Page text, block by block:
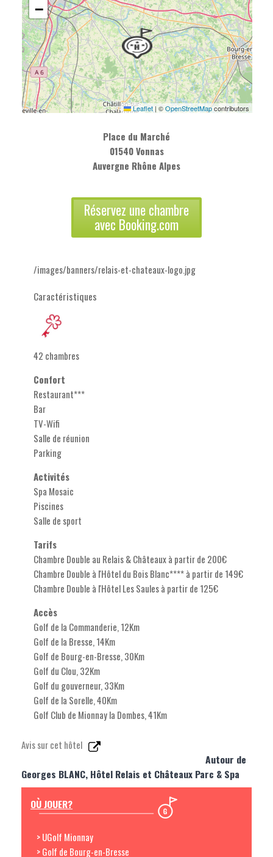
−
Leaflet | ©OpenStreetMapcontributors
Place du Marché
01540 Vonnas
Auvergne Rhône Alpes
Réservez une chambre
avec Booking.com
/images/banners/relais-et-chateaux-logo.jpg
Caractéristiques
42 chambres
Confort
Restaurant***
Bar
TV-Wifi
Salle de réunion
Parking
Activités
Spa Mosaic
Piscines
Salle de sport
Tarifs
Chambre Double au Relais & Châteaux à partir de 200€
Chambre Double à l'Hôtel du Bois Blanc**** à partir de 149€
Chambre Double à l'Hôtel Les Saules à partir de 125€
Accès
Golf de la Commanderie, 12Km
Golf de la Bresse, 14Km
Golf de Bourg-en-Bresse, 30Km
Golf du Clou, 32Km
Golf du gouverneur, 33Km
Golf de la Sorelle, 40Km
Golf Club de Mionnay la Dombes, 41Km
Avis sur cet hôtel
Autour de
Georges BLANC, Hôtel Relais et Châteaux Parc & Spa
OÙ JOUER?
> UGolf Mionnay
> Golf de Bourg-en-Bresse